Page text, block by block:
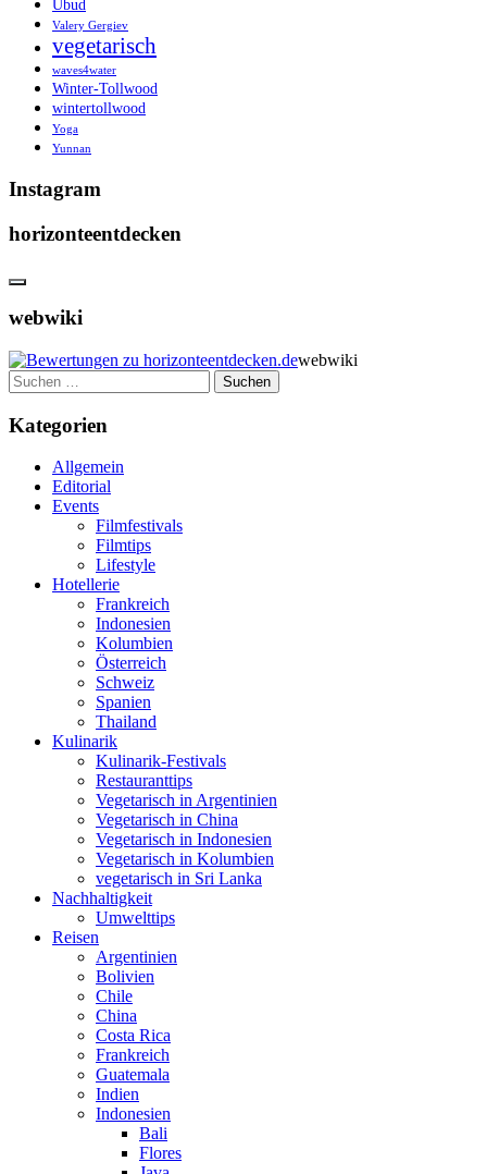
Ubud
Valery Gergiev
vegetarisch
waves4water
Winter-Tollwood
wintertollwood
Yoga
Yunnan
Instagram
horizonteentdecken
webwiki
webwiki
Suchen
nach:
Kategorien
Allgemein
Editorial
Events
Filmfestivals
Filmtips
Lifestyle
Hotellerie
Frankreich
Indonesien
Kolumbien
Österreich
Schweiz
Spanien
Thailand
Kulinarik
Kulinarik-Festivals
Restauranttips
Vegetarisch in Argentinien
Vegetarisch in China
Vegetarisch in Indonesien
Vegetarisch in Kolumbien
vegetarisch in Sri Lanka
Nachhaltigkeit
Umwelttips
Reisen
Argentinien
Bolivien
Chile
China
Costa Rica
Frankreich
Guatemala
Indien
Indonesien
Bali
Flores